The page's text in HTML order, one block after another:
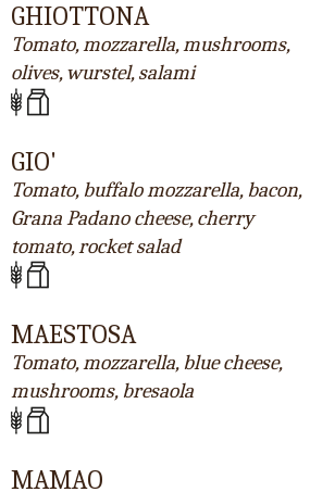
GHIOTTONA
Tomato, mozzarella, mushrooms,
olives, wurstel, salami
GIO'
Tomato, buffalo mozzarella, bacon,
Grana Padano cheese, cherry
tomato, rocket salad
MAESTOSA
Tomato, mozzarella, blue cheese,
mushrooms, bresaola
MAMAO